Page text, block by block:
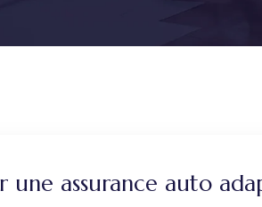
une assurance auto